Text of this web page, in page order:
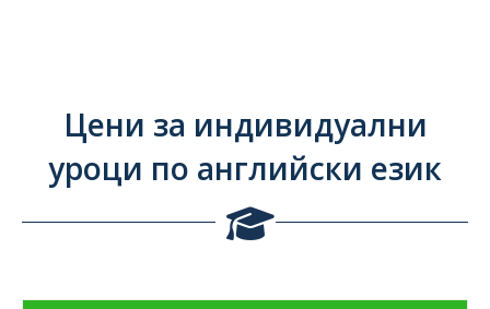
Цени за индивидуални
уроци по английски език